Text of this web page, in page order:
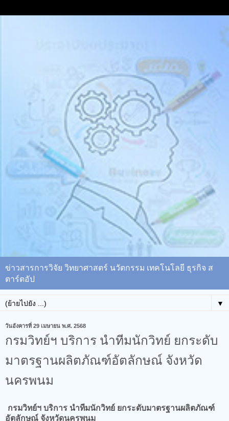
ข่าวสารการวิจัย วิทยาศาสตร์ นวัตกรรม เทคโนโลยี ธุรกิจ ส
ตาร์ตอัป
▼
วันอังคารที่ 29 เมษายน พ.ศ. 2568
กรมวิทย์ฯ บริการ นำทีมนักวิทย์ ยกระดับ
มาตรฐานผลิตภัณฑ์อัตลักษณ์ จังหวัด
นครพนม
กรมวิทย์ฯ บริการ นำทีมนักวิทย์ ยกระดับมาตรฐานผลิตภัณฑ์
อัตลักษณ์ จังหวัดนครพนม